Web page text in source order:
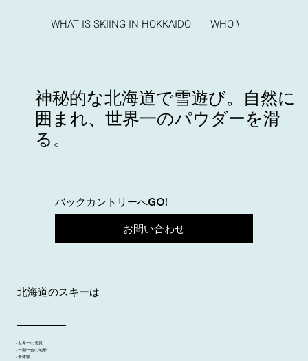
神秘的な北海道で雪遊び。自然に
囲まれ、世界一のパウダーを滑
る。
北海道のスキーは
- 世界一の雪質
- 一期一会の地形
- 食体験
​バックカントリーへGO!
お問い合わせ
WHAT IS SKIING IN HOKKAIDO WHO WE ARE